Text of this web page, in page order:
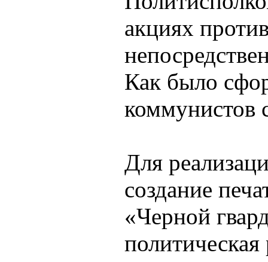
акциях
Как было
коммунистов
Для
создание
«Черной